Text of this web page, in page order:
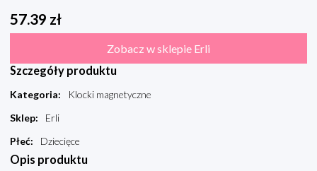
57.39 zł
Zobacz w sklepie Erli
Szczegóły produktu
Kategoria:
Klocki magnetyczne
Sklep:
Erli
Płeć: Dziecięce
Opis produktu